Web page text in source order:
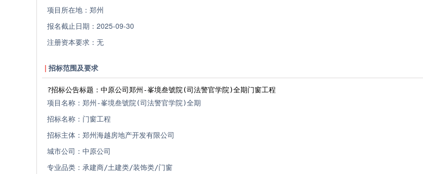
项目所在地： 郑州
报名截止日期： 2025-09-30
注册资本要求： 无
招标范围及要求
?招标公告标题：中原公司郑州-峯境叁號院(司法警官学院)全期门窗工程
项目名称：郑州-峯境叁號院(司法警官学院)全期
招标名称：门窗工程
招标主体：郑州海越房地产开发有限公司
城市公司：中原公司
专业品类：承建商/土建类/装饰类/门窗